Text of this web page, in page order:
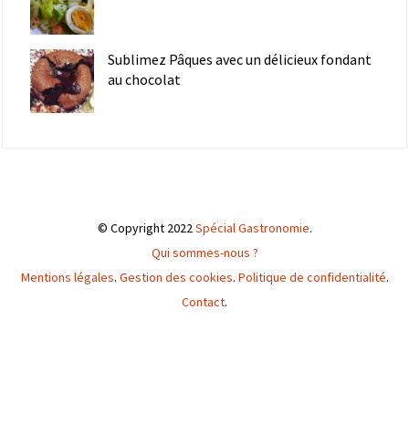
Sublimez Pâques avec un délicieux fondant
au chocolat
© Copyright 2022Spécial Gastronomie.
Qui sommes-nous ?
Mentions légales. Gestion des cookies. Politique de confidentialité.
Contact.